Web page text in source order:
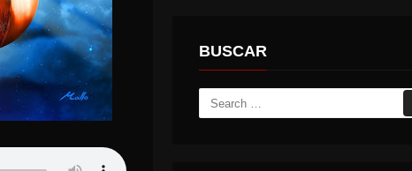
BUSCAR
Search
for: